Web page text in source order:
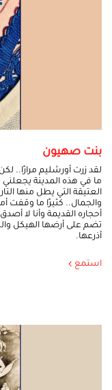
بنت صهيون
لقد زرت أورشليم مرارًا..
ما في هذه المدينة يجعلني
العتيقة التي يطل منها
والجمال.. كثيرًا ما وقفت
أحجاره القديمة وأنا لا
تضم على أرضها الهيكل
أذرعها.
استمع